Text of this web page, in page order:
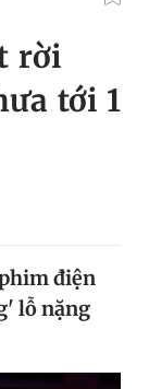
rời
tới 1
điện
lỗ nặng